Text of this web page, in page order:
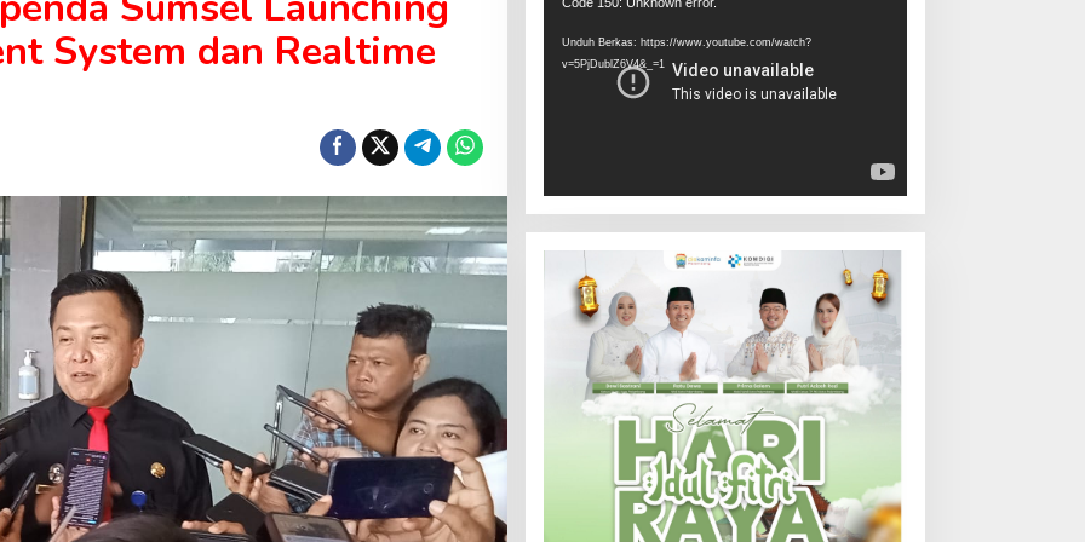
System dan Realtime
Unduh Berkas: https://www.youtube.com/watch?
v=5PjDublZ6V4&_=1